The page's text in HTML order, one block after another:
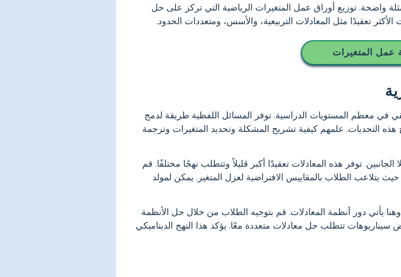
واضحة. توزيع أوراق عمل المتغيرات الرياضية التي تركز على حل
تعقيدًا مثل المعادلات التربيعية، والأسس، ومتعددات الحدود.
عمل المتغيرات
في معظم المستويات الدراسية. توفر المسائل اللفظية طريقة لدمج
التحديات. علمهم كيفية تشريح المشكلة وتحديد المتغيرات وترجمة
توفر هذه المعادلات تعقيدًا أكبر قليلاً وتتطلب نهجًا مختلفًا. قم
يتلاعب الطلاب بالمقاييس الافتراضية لعزل المتغير. يمكن لمولد
يأتي دور أنظمة المعادلات. قم بتوجيه الطلاب من خلال حل الأنظمة
تتطلب حل معادلات متعددة معًا. يؤكد هذا النهج الديناميكي